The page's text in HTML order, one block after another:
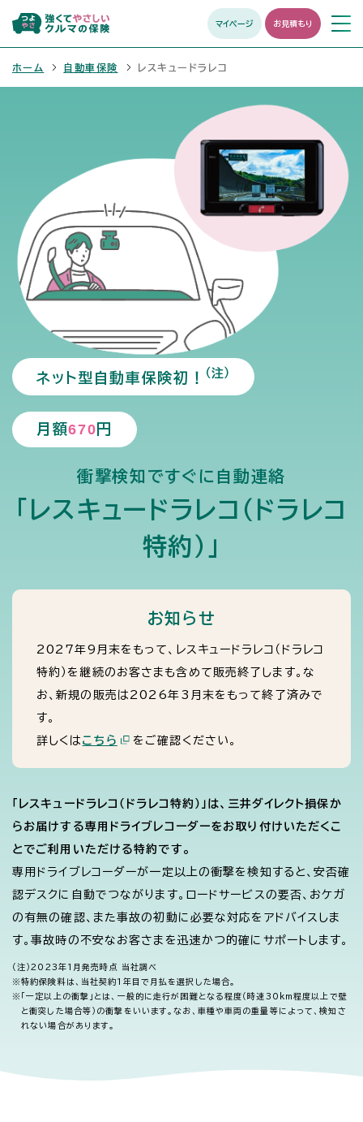
マイページ お見積もり
メニュ
開く
ホーム 自動車保険 レスキュードラレコ
ネット型自動車保険初！ （注）
月額670 円
衝撃検知ですぐに自動連絡
「レスキュードラレコ（ドラレコ
特約）」
お知らせ
2027年9月末をもって、レスキュードラレコ（ドラレコ
特約）を継続のお客さまも含めて販売終了します。な
お、新規の販売は2026年3月末をもって終了済みで
す。
詳しくは こちら をご確認ください。
「レスキュードラレコ（ドラレコ特約）」は、三井ダイレクト損保か
らお届けする専用ドライブレコーダーをお取り付けいただくこ
とでご利用いただける特約です。
専用ドライブレコーダーが一定以上の衝撃を検知すると、安否確
認デスクに自動でつながります。ロードサービスの要否、おケガ
の有無の確認、また事故の初動に必要な対応をアドバイスしま
す。事故時の不安なお客さまを迅速かつ的確にサポートします。
（注）2023年1月発売時点 当社調べ
※特約保険料は、当社契約1年目で月払を選択した場合。
※ 「一定以上の衝撃」とは、一般的に走行が困難となる程度（時速30km程度以上で壁
と衝突した場合等）の衝撃をいいます。なお、車種や車両の重量等によって、検知さ
れない場合があります。